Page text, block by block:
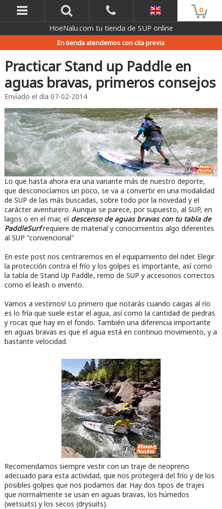
0
HoeNalu.com tu tienda de SUP online
En tienda atendemos con cita previa
Practicar Stand up Paddle en
aguas bravas, primeros consejos
Enviado el día 07-02-2014
Lo que hasta ahora era una variante más de nuestro deporte,
que desconocíamos un poco, se va a convertir en una modalidad
de SUP de las más buscadas, sobre todo por la novedad y el
carácter aventurero. Aunque se parece, por supuesto, al SUP, en
lagos o en el mar, el descenso de aguas bravas con tu tabla de
PaddleSurfrequiere de material y conocimientos algo diferentes
al SUP "convencional"
En este post nos centraremos en el equipamiento del rider. Elegir
la protección contra el frío y los golpes es importante, así como
la tabla de Stand Up Paddle, remo de SUP y accesorios correctos
como el leash o invento.
Vamos a vestirnos! Lo primero que notarás cuando caigas al río
es lo fría que suele estar el agua, así como la cantidad de piedras
y rocas que hay en el fondo. También una diferencia importante
en aguas bravas es que el agua está en continuo movimiento, y a
bastante velocidad.
Recomendamos siempre vestir con un traje de neopreno
adecuado para esta actividad, que nos protegerá del frío y de los
posibles golpes que nos podamos dar. Hay dos tipos de trajes
que normalmente se usan en aguas bravas, los húmedos
(wetsuits) y los secos (drysuits).